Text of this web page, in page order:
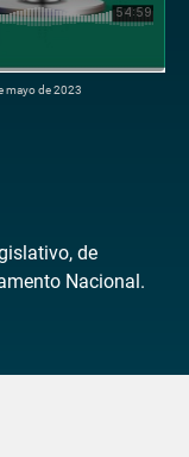
mayo de 2023
de
Nacional.